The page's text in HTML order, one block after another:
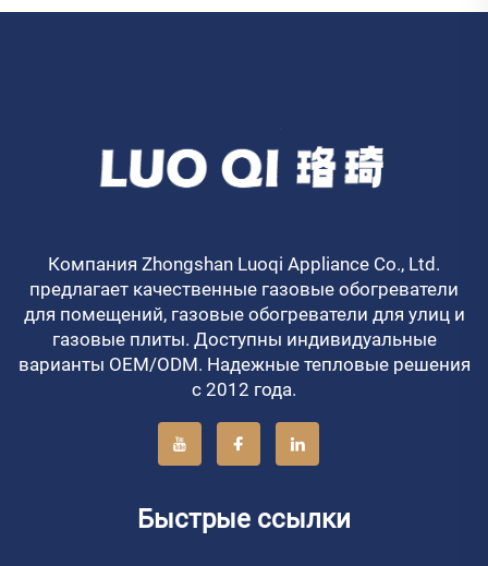
Компания Zhongshan Luoqi Appliance Co., Ltd.
предлагает качественные газовые обогреватели
для помещений, газовые обогреватели для улиц и
газовые плиты. Доступны индивидуальные
варианты OEM/ODM. Надежные тепловые решения
с 2012 года.
Быстрые ссылки